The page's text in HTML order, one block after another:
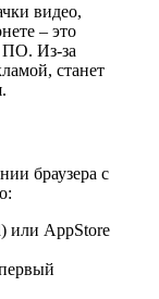
видео,
– это
ПО. Из-за
станет
браузера с
или AppStore